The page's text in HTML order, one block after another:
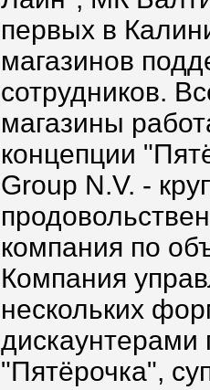
первых в
магазинов
сотрудников.
магазины
концепции
Group N.V. -
компания по
Компания
нескольких
"Пятёрочка",